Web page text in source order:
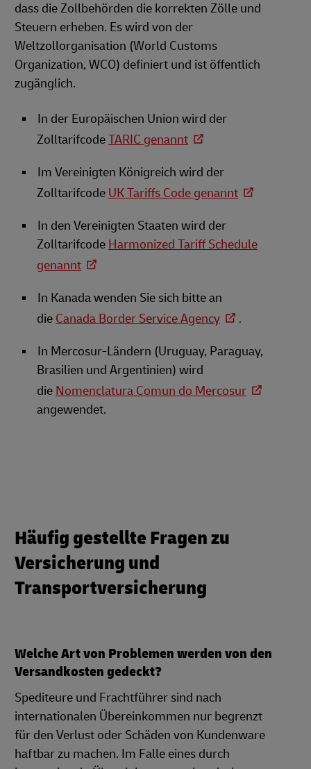
dass die Zollbehörden die korrekten Zölle und
Steuern erheben. Es wird von der
Weltzollorganisation (World Customs
Organization, WCO) definiert und ist öffentlich
zugänglich.
In der Europäischen Union wird der
ZolltarifcodeTARIC genannt
Im Vereinigten Königreich wird der
Zolltarifcode UK Tariffs Code genannt
In den Vereinigten Staaten wird der
Zolltarifcode Harmonized Tariff Schedule
genannt
In Kanada wenden Sie sich bitte an
die Canada Border Service Agency .
In Mercosur-Ländern (Uruguay, Paraguay,
Brasilien und Argentinien) wird
die Nomenclatura Comun do Mercosur
angewendet.
Häufig gestellte Fragen zu
Versicherung und
Transportversicherung
Welche Art von Problemen werden von den
Versandkosten gedeckt?
Spediteure und Frachtführer sind nach
internationalen Übereinkommen nur begrenzt
für den Verlust oder Schäden von Kundenware
haftbar zu machen. Im Falle eines durch